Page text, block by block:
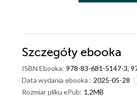
Szczegóły ebooka
ISBN Ebooka: 978-83-681-5147-3,
Data wydania ebooka : 2025-05-28
Rozmiar pliku ePub: 1.2MB